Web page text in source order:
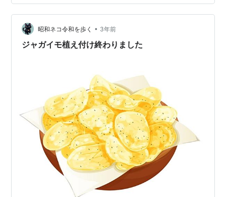
キタアカリ 場所：地植え 状態：1日目 (積算温度：0℃)
[作業スケジュール] スタート 2024/03/16 | 1日目 植え付
け 2024/03/16 | 1日目ジャガイモ(男爵、キタアカリ)の
植え付けをしました…
昭和ネコ令和を歩く • 3年前
ジャガイモ植え付け終わりました